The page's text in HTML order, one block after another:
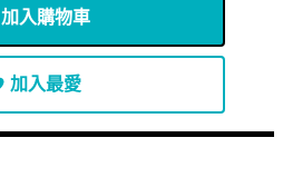
加入購物車
加入最愛